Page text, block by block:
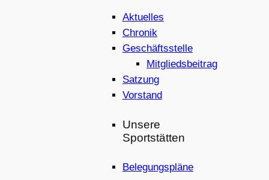
Aktuelles
Chronik
Geschäftsstelle
Mitgliedsbeitrag
Satzung
Vorstand
Unsere
Sportstätten
Belegungspläne